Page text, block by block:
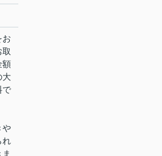
お
額
大
で
や
れ